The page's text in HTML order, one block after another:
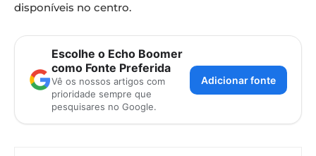
disponíveis no centro.
Escolhe o Echo Boomer
como Fonte Preferida
Vê os nossos artigos com
prioridade sempre que
pesquisares no Google.
Adicionar fonte